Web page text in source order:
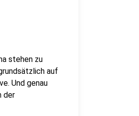
stehen zu
auf
Und genau
der